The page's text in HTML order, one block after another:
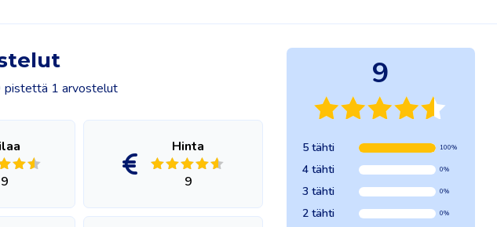
pistettä 1 arvostelut
9
Hinta
9
9
5 tähti 100%
4 tähti 0%
3 tähti 0%
2 tähti 0%